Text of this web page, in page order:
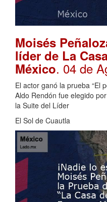
Moisés
líder de La
México. 04 de
El actor ganó la prueba “El
Aldo Rendón fue elegido
la Suite del Líder
El Sol de Cuautla